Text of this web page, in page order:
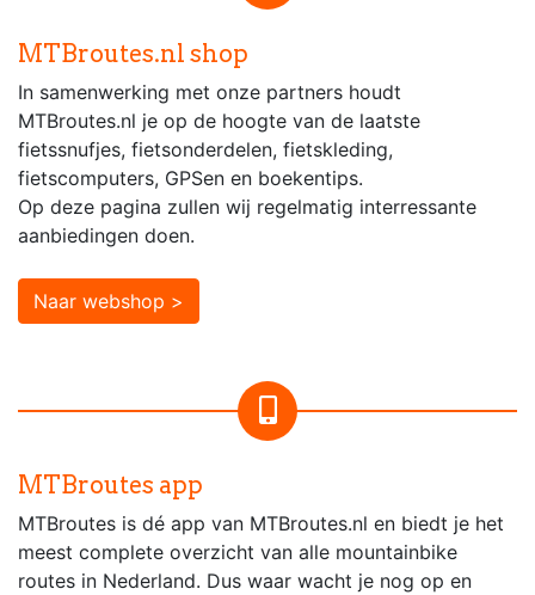
MTBroutes.nl shop
In samenwerking met onze partners houdt
MTBroutes.nl je op de hoogte van de laatste
fietssnufjes, fietsonderdelen, fietskleding,
fietscomputers, GPSen en boekentips.
Op deze pagina zullen wij regelmatig interressante
aanbiedingen doen.
Naar webshop >
MTBroutes app
MTBroutes is dé app van MTBroutes.nl en biedt je het
meest complete overzicht van alle mountainbike
routes in Nederland. Dus waar wacht je nog op en